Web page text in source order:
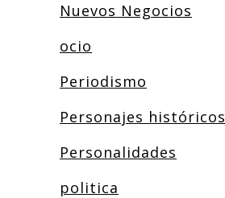
Nuevos Negocios
ocio
Periodismo
Personajes históricos
Personalidades
politica